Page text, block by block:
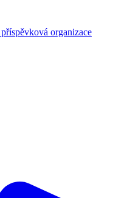
příspěvková organizace